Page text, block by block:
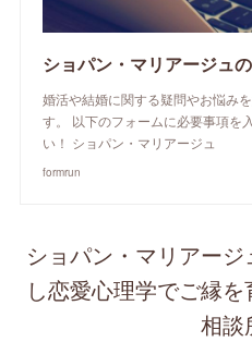
ショパン・マリアージュ
婚活や結婚に関する疑問やお悩み
す。 以下のフォームに必要事項を
い！ ショパン・マリアージュ
formrun
ショパン・マリアー
し恋愛心理学でご縁
相談